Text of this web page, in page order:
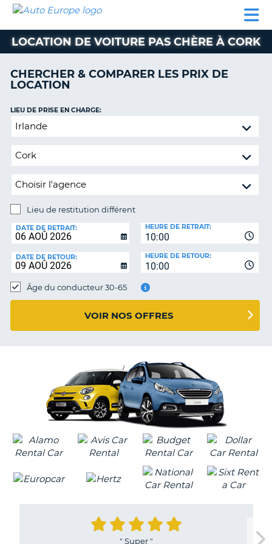
LOCATION
VOITURE
CAMPING-
CAR
CLIENT
AUTO
EUROPE
LOCATION
VOITURE
CAMPING-
CAR
PARTENAIRES
SUPPORT
CLIENT
COMPTE
MA
LOCATION DE VOITURE PAS CHÈRE À CORK
CHERCHER & COMPARER LES PRIX DE
LOCATION
Lieu
restitution
LIEU DE PRISE EN CHARGE:
Lieu de restitution différent
DE
RESTITUTION:
DATE DE RETRAIT:
10:00
HEURE DE RETRAIT:
DATE DE RETOUR:
10:00
HEURE DE RETOUR:
Âge du conducteur 30-65
VOIR NOS OFFRES
" Super"